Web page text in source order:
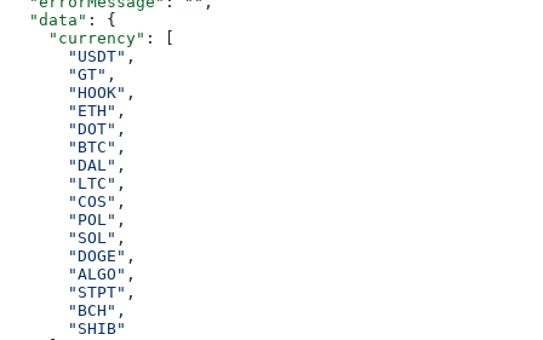
  "data"
: {
    "currency"
: [
      "USDT"
,
      "GT"
,
      "HOOK"
,
      "ETH"
,
      "DOT"
,
      "BTC"
,
      "DAL"
,
      "LTC"
,
      "COS"
,
      "POL"
,
      "SOL"
,
      "DOGE"
,
      "ALGO"
,
      "STPT"
,
      "BCH"
,
      "SHIB"